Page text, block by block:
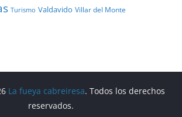
Turismo Valdavido Villar del Monte
La fueya cabreiresa. Todos los derechos
reservados.